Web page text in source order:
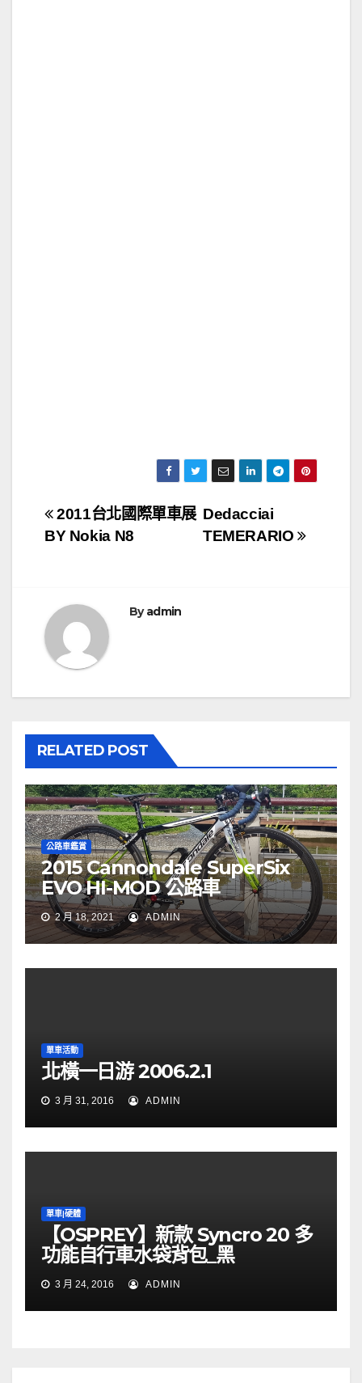
文
覽
Dedacciai
TEMERARIO
2011台北國際單車展
BY Nokia N8
Byadmin
RELATED POST
公路車鑑賞
2015 Cannondale SuperSix
EVO HI-MOD 公路車
2 月 18, 2021 ADMIN
單車活動
北橫一日游 2006.2.1
3 月 31, 2016 ADMIN
單車|硬體
【OSPREY】新款 Syncro 20 多
功能自行車水袋背包_黑
3 月 24, 2016 ADMIN